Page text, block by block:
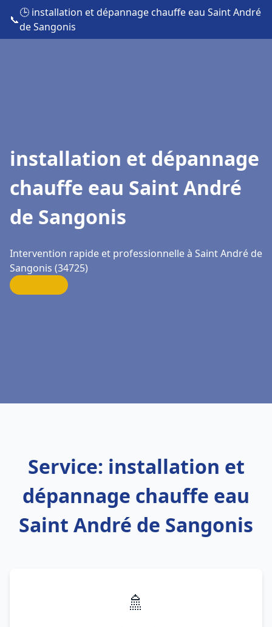
📞
🕒 installation et dépannage chauffe eau Saint André
de Sangonis
installation et dépannage
chauffe eau Saint André
de Sangonis
Intervention rapide et professionnelle à Saint André de
Sangonis (34725)
Service: installation et
dépannage chauffe eau
Saint André de Sangonis
🚿